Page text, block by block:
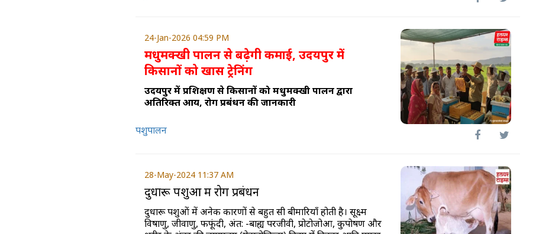
24-Jan-2026 04:59 PM
मधुमक्खी पालन से बढ़ेगी कमाई, उदयपुर में
किसानों को खास ट्रेनिंग
उदयपुर में प्रशिक्षण से किसानों को मधुमक्खी पालन द्वारा
अतिरिक्त आय, रोग प्रबंधन की जानकारी
पशुपालन
28-May-2024 11:37 AM
दुधारू पशुओं में रोग प्रबंधन
दुधारू पशुओं में अनेक कारणों से बहुत सी बीमारियाँ होती है। सूक्ष्म
विषाणु, जीवाणु, फफूंदी, अंत: -बाह्य परजीवी, प्रोटोजोआ, कुपोषण और